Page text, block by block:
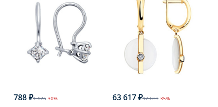
788 ₽1 126-30% 63 617 ₽97 873-35%